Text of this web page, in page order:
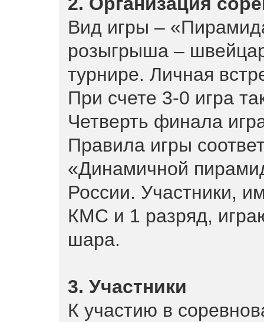
Вид игры –
розыгрыша –
турнире. Личная
При счете 3-0 игра
Четверть финала
Правила игры
«Динамичной
России. Участники,
КМС и 1 разряд,
шара.
3. Участники
К участию в